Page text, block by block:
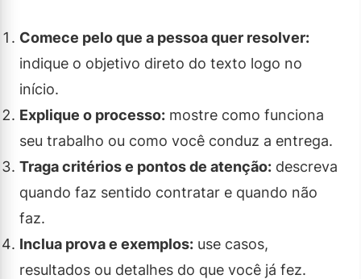
Comece pelo que a pessoa quer resolver:
indique o objetivo direto do texto logo no
início.
Explique o processo: mostre como funciona
seu trabalho ou como você conduz a entrega.
Traga critérios e pontos de atenção: descreva
quando faz sentido contratar e quando não
faz.
Inclua prova e exemplos: use casos,
resultados ou detalhes do que você já fez.